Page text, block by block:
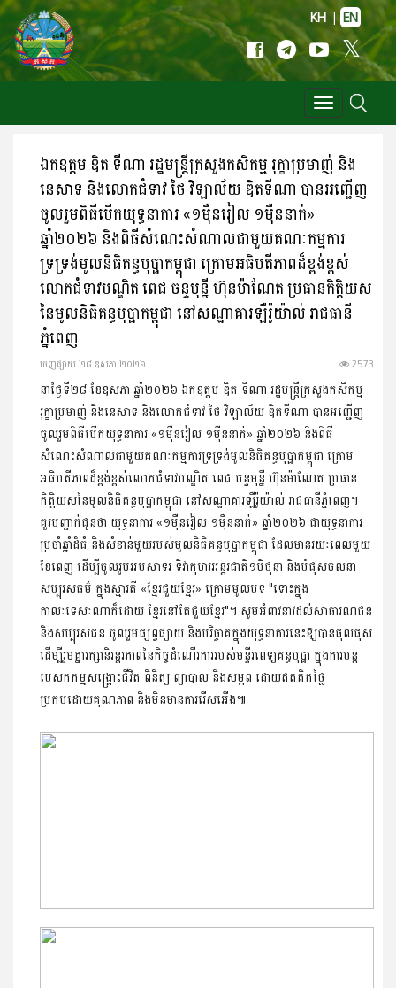
KH | EN
Toggle
navigation
ឯកឧត្តម ឌិត​ ទីណា​ រដ្ឋមន្ត្រីក្រសួងកសិកម្ម​ រុក្ខាប្រមាញ់​ និង
នេសាទ​ និងលោកជំទាវ​ ថៃ​ វិឡាល័យ​ ឌិតទីណា​ បានអញ្ជេីញ
ចូលរួមពិធីបើកយុទ្ធនាការ «១ម៉ឺនរៀល ១ម៉ឺននាក់»
ឆ្នាំ២០២៦ និងពិធីសំណេះសំណាលជាមួយគណៈកម្មការ
ទ្រទ្រង់មូលនិធិគន្ធបុប្ផាកម្ពុជា​ ក្រោមអធិបតីភាពដ៏ខ្ពង់ខ្ពស់
លោកជំទាវបណ្ឌិត ពេជ ចន្ទមុន្នី ហ៊ុនម៉ាណែត ប្រធានកិត្តិយស
នៃមូលនិធិគន្ធបុប្ផាកម្ពុជា នៅសណ្ឋាគារឡឺរ៉ូយ៉ាល់ រាជធានី
ភ្នំពេញ
ចេញ​ផ្សាយ​ ២៨ ឧសភា ២០២៦ 2573
នាថ្ងៃទី២៨ ខែឧសភា ឆ្នាំ២០២៦​ ឯកឧត្តម ឌិត​ ទីណា​ រដ្ឋមន្ត្រីក្រសួងកសិកម្ម​
រុក្ខាប្រមាញ់​ និងនេសាទ​ និងលោកជំទាវ​ ថៃ​ វិឡាល័យ​ ឌិតទីណា​ បានអញ្ជេីញ
ចូលរួមពិធីបើកយុទ្ធនាការ «១ម៉ឺនរៀល ១ម៉ឺននាក់» ឆ្នាំ២០២៦ និងពិធី
សំណេះសំណាលជាមួយគណៈកម្មការទ្រទ្រង់មូលនិធិគន្ធបុប្ផាកម្ពុជា​ ក្រោម
អធិបតីភាពដ៏ខ្ពង់ខ្ពស់លោកជំទាវបណ្ឌិត ពេជ ចន្ទមុន្នី ហ៊ុនម៉ាណែត ប្រធាន
កិត្តិយសនៃមូលនិធិគន្ធបុប្ផាកម្ពុជា នៅសណ្ឋាគារឡឺរ៉ូយ៉ាល់ រាជធានីភ្នំពេញ។
គួរបញ្ជាក់ជូនថា​ យុទ្ធនាការ «១ម៉ឺនរៀល ១ម៉ឺននាក់» ឆ្នាំ២០២៦ ជាយុទ្ធនាការ
ប្រចាំឆ្នាំដ៏ធំ និងសំខាន់មួយរបស់មូលនិធិគន្ធបុប្ផាកម្ពុជា ដែលមានរយៈពេលមួយ
ខែពេញ ដើម្បីចូលរួមអបសាទរ ទិវាកុមារអន្តរជាតិ១មិថុនា និងបំផុសចលនា
សប្បុរសធម៌ ក្នុងស្មារតី «ខ្មែរជួយខ្មែរ»​ ក្រោមមូលបទ​ "ទោះក្នុង
កាលៈទេសៈណា​ក៏ដោយ​ ខ្មែរនៅតែជួយខ្មែរ"។ សូមអំពាវនាវដល់សាធារណជន
និងសប្បុរសជន ចូលរួមផ្សព្វផ្សាយ និងបរិច្ចាគក្នុងយុទ្ធនាការនេះឱ្យបានផុលផុស
ដើម្បីរួមគ្នារក្សានិរន្តរភាពនៃកិច្ចដំណើរការរបស់មន្ទីរពេទ្យគន្ធបុប្ផា​ ក្នុងការបន្ត
បេសកកម្មសង្គ្រោះជីវិត ពិនិត្យ ព្យាបាល និងសម្ភព ដោយឥតគិតថ្លៃ
ប្រកបដោយគុណភាព និងមិនមានការរើសអើង​៕